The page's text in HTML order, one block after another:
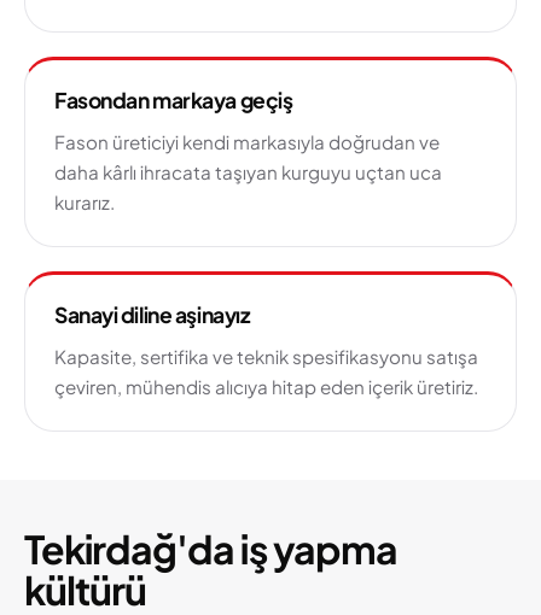
Fasondan markaya geçiş
Fason üreticiyi kendi markasıyla doğrudan ve
daha kârlı ihracata taşıyan kurguyu uçtan uca
kurarız.
Sanayi diline aşinayız
Kapasite, sertifika ve teknik spesifikasyonu satışa
çeviren, mühendis alıcıya hitap eden içerik üretiriz.
Tekirdağ'da iş yapma
kültürü